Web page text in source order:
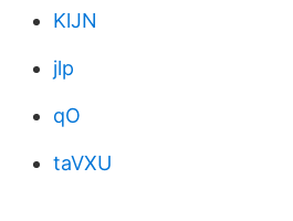
KlJN
jlp
qO
taVXU